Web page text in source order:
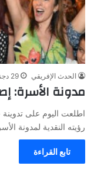
الحدث الإفريقي 29 دجنبر، 2024
مدونة الأسرة:
اطلعت اليوم على
رؤيته النقدية لمدونة
تابع القراءة